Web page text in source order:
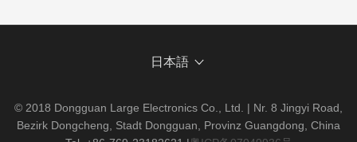
日本語
© 2018 Dongguan Large Electronics Co., Ltd. | Nr. 8 Jingyi Road,
Bezirk Dongcheng, Stadt Dongguan, Provinz Guangdong, China